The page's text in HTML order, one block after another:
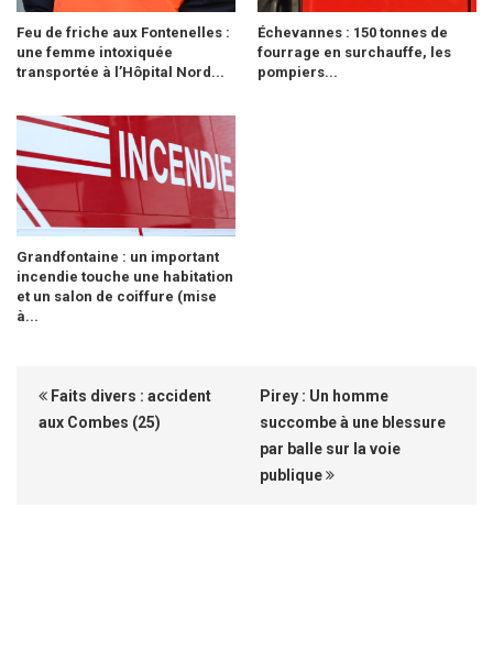
Feu de friche aux Fontenelles :
une femme intoxiquée
transportée à l’Hôpital Nord...
Échevannes : 150 tonnes de
fourrage en surchauffe, les
pompiers...
Grandfontaine : un important
incendie touche une habitation
et un salon de coiffure (mise
à...
Faits divers : accident
aux Combes (25)
Pirey : Un homme
succombe à une blessure
par balle sur la voie
publique